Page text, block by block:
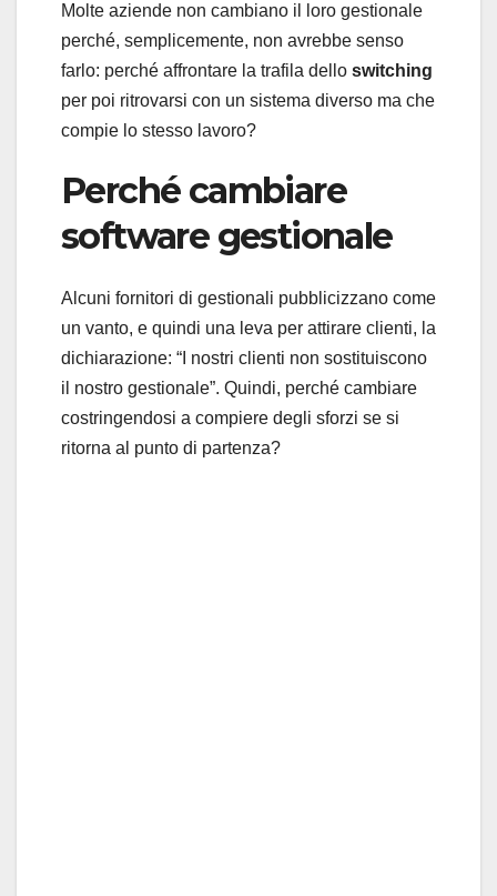
Molte aziende non cambiano il loro gestionale
perché, semplicemente, non avrebbe senso
farlo: perché affrontare la trafila dello switching
per poi ritrovarsi con un sistema diverso ma che
compie lo stesso lavoro?
Perché cambiare
software gestionale
Alcuni fornitori di gestionali pubblicizzano come
un vanto, e quindi una leva per attirare clienti, la
dichiarazione: “I nostri clienti non sostituiscono
il nostro gestionale”. Quindi, perché cambiare
costringendosi a compiere degli sforzi se si
ritorna al punto di partenza?